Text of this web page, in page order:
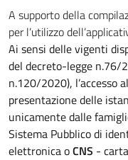
A supporto della
per l’utilizzo
Ai sensi delle vigenti
del decreto-legge n.76/
n.120/2020), l’accesso
presentazione delle
unicamente dalle
Sistema Pubblico di
elettronica oCNS -